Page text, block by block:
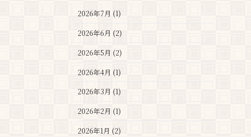
2026年7月 (1)
2026年6月 (2)
2026年5月 (2)
2026年4月 (1)
2026年3月 (1)
2026年2月 (1)
2026年1月 (2)